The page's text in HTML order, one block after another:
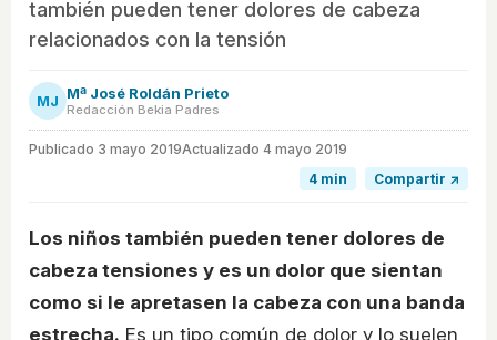
también pueden tener dolores de cabeza
relacionados con la tensión
MJ Mª José Roldán Prieto
Redacción Bekia Padres
Publicado 3 mayo 2019Actualizado 4 mayo 2019
4 min
Compartir ↗
Los niños también pueden tener dolores de
cabeza tensiones y es un dolor que sientan
como si le apretasen la cabeza con una banda
estrecha. Es un tipo común de dolor y lo suelen